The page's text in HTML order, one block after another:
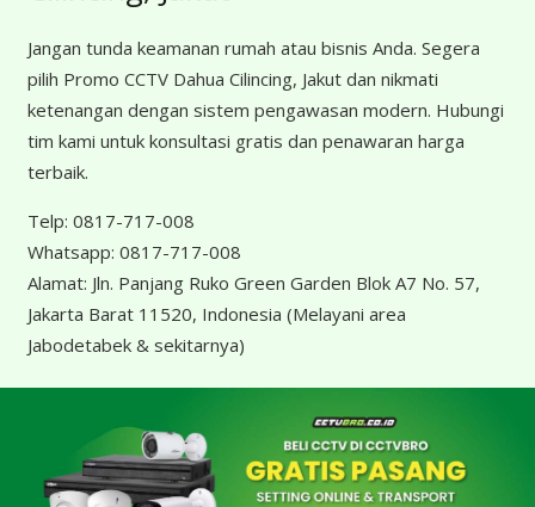
Jangan tunda keamanan rumah atau bisnis Anda. Segera
pilih Promo CCTV Dahua Cilincing, Jakut dan nikmati
ketenangan dengan sistem pengawasan modern. Hubungi
tim kami untuk konsultasi gratis dan penawaran harga
terbaik.
Telp: 0817-717-008
Whatsapp: 0817-717-008
Alamat: Jln. Panjang Ruko Green Garden Blok A7 No. 57,
Jakarta Barat 11520, Indonesia (Melayani area
Jabodetabek & sekitarnya)